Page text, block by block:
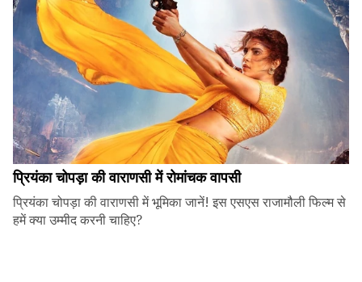
प्रियंका चोपड़ा की वाराणसी में रोमांचक वापसी
प्रियंका चोपड़ा की वाराणसी में भूमिका जानें! इस एसएस राजामौली फिल्म से
हमें क्या उम्मीद करनी चाहिए?